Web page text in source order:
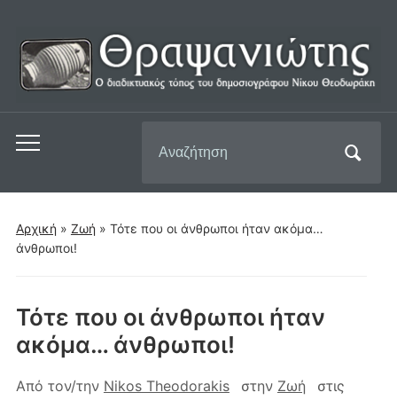
Εναλλαγή
μενού
για
κινητά
για:
Αρχική » Ζωή » Τότε που οι άνθρωποι ήταν ακόμα…
άνθρωποι!
Τότε που οι άνθρωποι ήταν
ακόμα… άνθρωποι!
Από τον/την Nikos Theodorakis στην Ζωή στις